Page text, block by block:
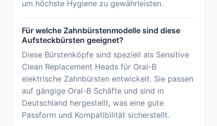
um höchste Hygiene zu gewährleisten.
Für welche Zahnbürstenmodelle sind diese
Aufsteckbürsten geeignet?
Diese Bürstenköpfe sind speziell als Sensitive
Clean Replacement Heads für Oral-B
elektrische Zahnbürsten entwickelt. Sie passen
auf gängige Oral-B Schäfte und sind in
Deutschland hergestellt, was eine gute
Passform und Kompatibilität sicherstellt.